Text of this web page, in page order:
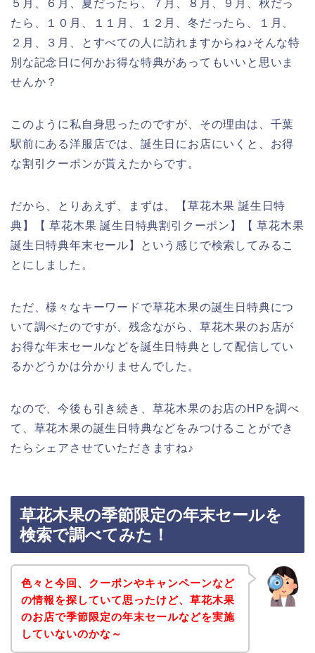
５月、６月、夏だったら、７月、８月、９月、秋だっ
たら、１０月、１１月、１２月、冬だったら、１月、
２月、３月、とすべての人に訪れますからね♪そんな特
別な記念日に何かお得な特典があってもいいと思いま
せんか？
このように私自身思ったのですが、その理由は、千葉
駅前にある洋服店では、誕生日にお店にいくと、お得
な割引クーポンが貰えたからです。
だから、とりあえず、まずは、【草花木果 誕生日特
典】【 草花木果 誕生日特典割引クーポン】【 草花木果
誕生日特典年末セール】という感じで検索してみるこ
とにしました。
ただ、様々なキーワードで草花木果の誕生日特典につ
いて調べたのですが、残念ながら、草花木果のお店が
お得な年末セールなどを誕生日特典として配信してい
るかどうかは分かりませんでした。
なので、今後も引き続き、草花木果のお店のHPを調べ
て、草花木果の誕生日特典などをみつけることができ
たらシェアさせていただきますね♪
草花木果の季節限定の年末セールを
検索で調べてみた！
色々と今回、クーポンやキャンペーンなど
の情報を探していて思ったけど、草花木果
のお店で季節限定の年末セールなどを実施
していないのかな～